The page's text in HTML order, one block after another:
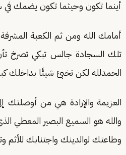
أينما تكون وحيثما تكون يضمك
أمامك الله ومن ثم الكعبة
تلك السجادة جالس تبكي تصرخ
الحمدلله لكن تخبئ شيئًا بداخلك
العزيمة والإرادة هي من
والله هو السميع البصير المعطي
وطاعتك لوالدينك واجتنابك للأثم